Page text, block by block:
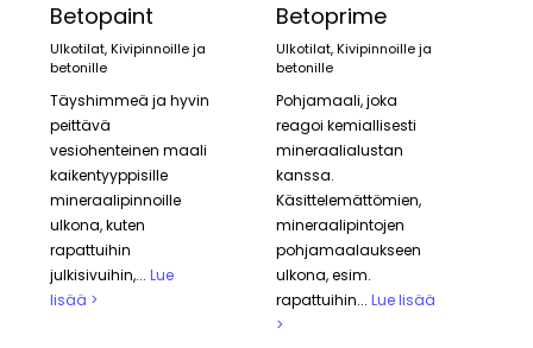
KIVIPINNOILLE JA BETONILLE
LATTIAMAALI
METALLIMAALI
MUUTA
OVI- JA IKKUNAMAALI
POHJAMAALI
SEINÄMAALI
TERASSI JA ULKOKALUSTEET
Merkintä:
ECOLABEL
SVANEN
Betopaint
Ulkotilat, Kivipinnoille ja
betonille
Täyshimmeä ja hyvin
peittävä
vesiohenteinen maali
kaikentyyppisille
mineraalipinnoille
ulkona, kuten
rapattuihin
julkisivuihin,...Lue
lisää >
Betoprime
Ulkotilat, Kivipinnoille ja
betonille
Pohjamaali, joka
reagoi kemiallisesti
mineraalialustan
kanssa.
Käsittelemättömien,
mineraalipintojen
pohjamaalaukseen
ulkona, esim.
rapattuihin... Lue lisää
>